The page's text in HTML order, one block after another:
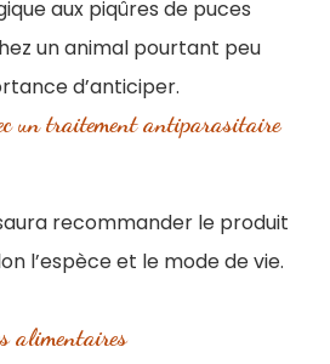
aux piqûres de puces
un animal pourtant peu
d’anticiper.
un traitement antiparasitaire
recommander le produit
l’espèce et le mode de vie.
alimentaires